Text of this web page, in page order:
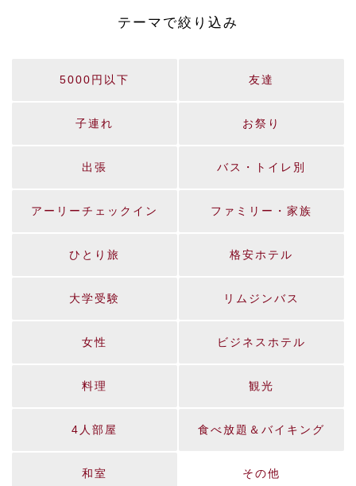
テーマで絞り込み
その他
和室
食べ放題＆バイキング
4人部屋
観光
料理
ビジネスホテル
女性
リムジンバス
大学受験
格安ホテル
ひとり旅
ファミリー・家族
アーリーチェックイン
バス・トイレ別
出張
お祭り
子連れ
友達
5000円以下